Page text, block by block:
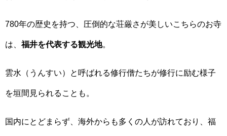
780年の歴史を持つ、圧倒的な荘厳さが美しいこちらのお寺
は、福井を代表する観光地。
雲水（うんすい）と呼ばれる修行僧たちが修行に励む様子
を垣間見られることも。
国内にとどまらず、海外からも多くの人が訪れており、福